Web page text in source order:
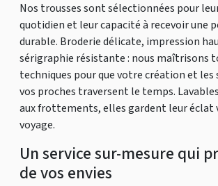
Nos trousses sont sélectionnées pour
quotidien et leur capacité à recevoir une
durable. Broderie délicate, impression
sérigraphie résistante : nous maîtrisons
techniques pour que votre création et les
vos proches traversent le temps.
aux frottements, elles gardent leur éclat
voyage.
Un service sur-mesure qui
de vos envies